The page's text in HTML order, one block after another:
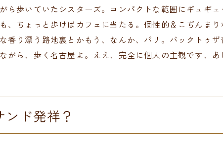
ら歩いていたシスターズ。コンパクトな範囲にギュギ
、ちょっと歩けばカフェに当たる。個性的＆こぢんまり
香り漂う路地裏とかもう、なんか、パリ。バックトゥ
がら、歩く名古屋よ。ええ、完全に個人の主観です、あ
ド発祥？